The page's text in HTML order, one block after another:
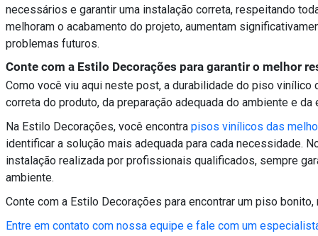
necessários e garantir uma instalação correta, respeitando
melhoram o acabamento do projeto, aumentam
problemas futuros.
Conte com a Estilo Decorações para garantir o melhor
Como você viu aqui neste post, a durabilidade do piso
correta do produto, da preparação adequada do ambiente e
Na Estilo Decorações, você encontra pisos vinílicos das
identificar a solução mais adequada para cada necessidade.
instalação realizada por profissionais qualificados, sempre
ambiente.
Conte com a Estilo Decorações para encontrar um piso
Entre em contato com nossa equipe e fale com um